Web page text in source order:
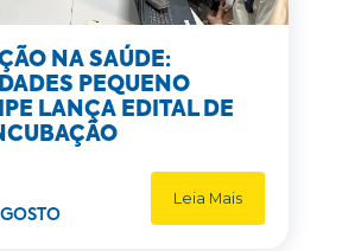
NA SAÚDE:
PEQUENO
LANÇA EDITAL DE
Leia Mais